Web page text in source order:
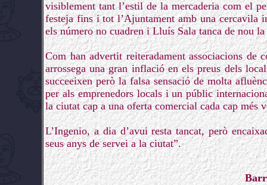
visiblement tant l’estil de la mercaderia com el
festeja fins i tot l’Ajuntament amb una cercavila
els número no cuadren i Lluís Sala tanca de nou
Com han advertit reiteradament associacions
arrossega una gran inflació en els preus dels
succeeixen però la falsa sensació de molta
per als emprenedors locals i un públic
la ciutat cap a una oferta comercial cada cap
L’Ingenio, a dia d’avui resta tancat, però
seus anys de servei a la ciutat”.